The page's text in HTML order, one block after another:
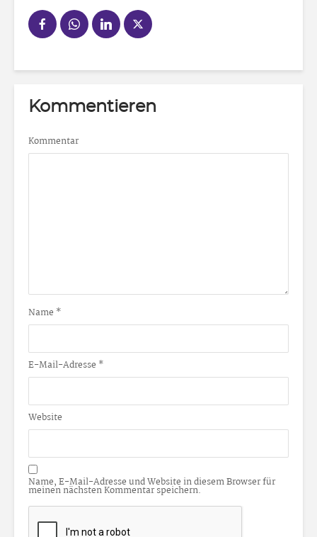
Kommentieren
Kommentar
Name *
E-Mail-Adresse *
Website
Name, E-Mail-Adresse und Website in diesem Browser für
meinen nächsten Kommentar speichern.